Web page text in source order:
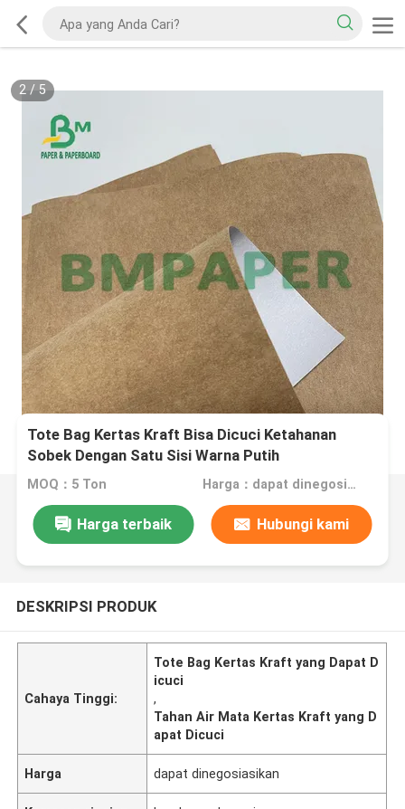
2/ 5
Tote Bag Kertas Kraft Bisa Dicuci Ketahanan
Sobek Dengan Satu Sisi Warna Putih
MOQ：5 Ton Harga：dapat dinegosiasikan
Harga terbaik Hubungi kami
DESKRIPSI PRODUK
Cahaya Tinggi:
Tote Bag Kertas Kraft yang Dapat D
icuci
,
Tahan Air Mata Kertas Kraft yang D
apat Dicuci
Harga dapat dinegosiasikan